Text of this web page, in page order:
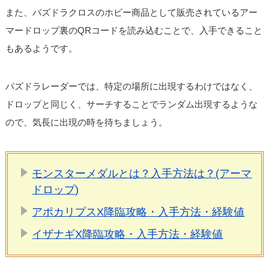
また、パズドラクロスのホビー商品として販売されているアー
マードロップ裏のQRコードを読み込むことで、入手できること
もあるようです。
パズドラレーダーでは、特定の場所に出現するわけではなく、
ドロップと同じく、サーチすることでランダム出現するような
ので、気長に出現の時を待ちましょう。
モンスターメダルとは？入手方法は？(アーマ
ドロップ)
アポカリプスX降臨攻略・入手方法・経験値
イザナギX降臨攻略・入手方法・経験値